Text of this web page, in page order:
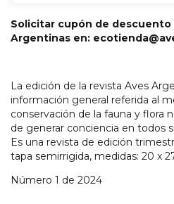
Solicitar cupón de descuento
Argentinas en:
La edición de la revista Aves
información general referida al
conservación de la fauna y flora
de generar conciencia en todos
Es una revista de edición
tapa semirrigida, medidas: 20 x
Número 1 de 2024